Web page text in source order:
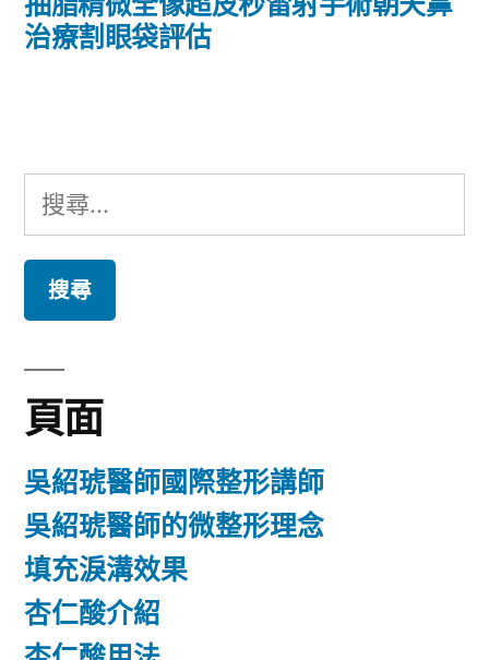
覽
篇
治療割眼袋評估
搜
尋
鍵
字:
頁面
吳紹琥醫師國際整形講師
吳紹琥醫師的微整形理念
填充淚溝效果
杏仁酸介紹